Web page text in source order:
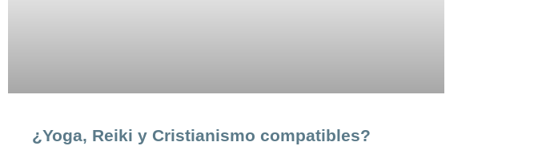
¿Yoga, Reiki y Cristianismo compatibles?